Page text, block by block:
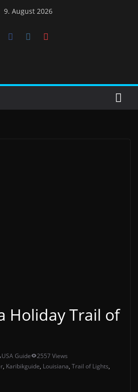
9. August 2026
Holiday Trail of
USA Guide
2557 Views
, Karibikguide, Louisiana, Trail of Lights,